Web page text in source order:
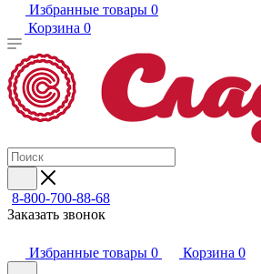
Избранные товары 0
Корзина 0
8-800-700-88-68
Заказать звонок
Избранные товары 0 Корзина 0